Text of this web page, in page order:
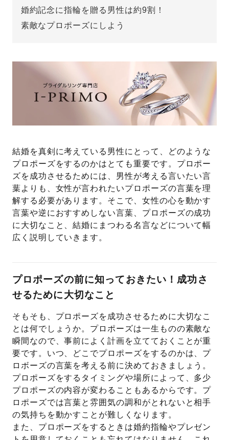
婚約記念に指輪を贈る男性は約9割！
素敵なプロポーズにしよう
結婚を真剣に考えている男性にとって、どのような
プロポーズをするのかはとても重要です。プロポー
ズを成功させるためには、男性が考える言いたい言
葉よりも、女性が言われたいプロポーズの言葉を理
解する必要があります。そこで、女性の心を動かす
言葉や逆におすすめしない言葉、プロポーズの成功
に大切なこと、結婚にまつわる名言などについて幅
広く説明していきます。
プロポーズの前に知っておきたい！成功さ
せるために大切なこと
そもそも、プロポーズを成功させるために大切なこ
とは何でしょうか。プロポーズは一生ものの素敵な
瞬間なので、事前によく計画を立てておくことが重
要です。いつ、どこでプロポーズをするのかは、プ
ロボーズの言葉を考える前に決めておきましょう。
プロポーズをするタイミングや場所によって、多少
プロポーズの内容が変わることもあるからです。プ
ロポーズでは言葉と雰囲気の調和がとれないと相手
の気持ちを動かすことが難しくなります。
また、プロポーズをするときは婚約指輪やプレゼン
パーフェクトプロポーズリング
プロポーズプラン検索
プレゼント
エピソード
婚約指輪のご購入と
プロポーズのご相談
I-PRIMO公式サイト
I-PRIMO公式オンラインショップ
Follow us on